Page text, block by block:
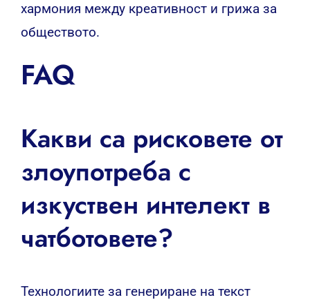
хармония между креативност и грижа за
обществото.
FAQ
Какви са рисковете от
злоупотреба с
изкуствен интелект в
чатботовете?
Технологиите за генериране на текст